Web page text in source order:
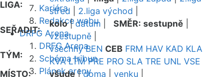
Kariéra
Redakce webu
DRFG Arena
DRFG Arena
Schéma tribun
Plánek areny
LIGA:
střed
2.liga východ
SEŘADIT:
kolo|datum SMĚR: sestupně
vzestupně
TÝM:
všechny BEN CEB FRM HAV KAD KLA
KVA LTM PRE PRO SLA TRE UNL VSE
MÍSTO:
všude|doma venku